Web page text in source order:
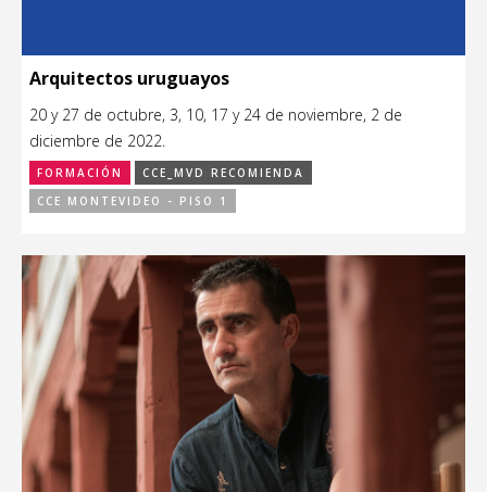
Arquitectos uruguayos
20 y 27 de octubre, 3, 10, 17 y 24 de noviembre, 2 de
diciembre de 2022.
FORMACIÓN
CCE_MVD RECOMIENDA
CCE MONTEVIDEO - PISO 1